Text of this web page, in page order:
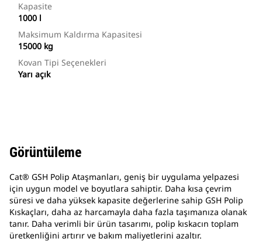
Kapasite
1000 l
Maksimum Kaldırma Kapasitesi
15000 kg
Kovan Tipi Seçenekleri
Yarı açık
Görüntüleme
Cat® GSH Polip Ataşmanları, geniş bir uygulama yelpazesi
için uygun model ve boyutlara sahiptir. Daha kısa çevrim
süresi ve daha yüksek kapasite değerlerine sahip GSH Polip
Kıskaçları, daha az harcamayla daha fazla taşımanıza olanak
tanır. Daha verimli bir ürün tasarımı, polip kıskacın toplam
üretkenliğini artırır ve bakım maliyetlerini azaltır.